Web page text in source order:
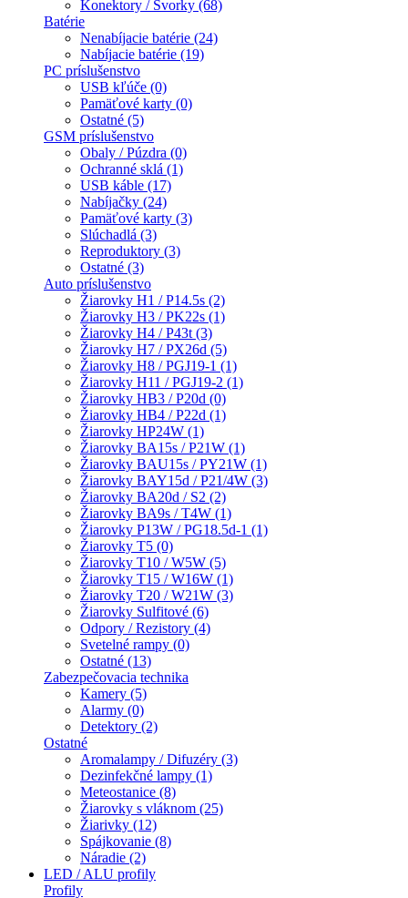
Konektory / Svorky (68)
Batérie
Nenabíjacie batérie (24)
Nabíjacie batérie (19)
PC príslušenstvo
USB kľúče (0)
Pamäťové karty (0)
Ostatné (5)
GSM príslušenstvo
Obaly / Púzdra (0)
Ochranné sklá (1)
USB káble (17)
Nabíjačky (24)
Pamäťové karty (3)
Slúchadlá (3)
Reproduktory (3)
Ostatné (3)
Auto príslušenstvo
Žiarovky H1 / P14.5s (2)
Žiarovky H3 / PK22s (1)
Žiarovky H4 / P43t (3)
Žiarovky H7 / PX26d (5)
Žiarovky H8 / PGJ19-1 (1)
Žiarovky H11 / PGJ19-2 (1)
Žiarovky HB3 / P20d (0)
Žiarovky HB4 / P22d (1)
Žiarovky HP24W (1)
Žiarovky BA15s / P21W (1)
Žiarovky BAU15s / PY21W (1)
Žiarovky BAY15d / P21/4W (3)
Žiarovky BA20d / S2 (2)
Žiarovky BA9s / T4W (1)
Žiarovky P13W / PG18.5d-1 (1)
Žiarovky T5 (0)
Žiarovky T10 / W5W (5)
Žiarovky T15 / W16W (1)
Žiarovky T20 / W21W (3)
Žiarovky Sulfitové (6)
Odpory / Rezistory (4)
Svetelné rampy (0)
Ostatné (13)
Zabezpečovacia technika
Kamery (5)
Alarmy (0)
Detektory (2)
Ostatné
Aromalampy / Difuzéry (3)
Dezinfekčné lampy (1)
Meteostanice (8)
Žiarovky s vláknom (25)
Žiarivky (12)
Spájkovanie (8)
Náradie (2)
LED / ALU profily
Profily